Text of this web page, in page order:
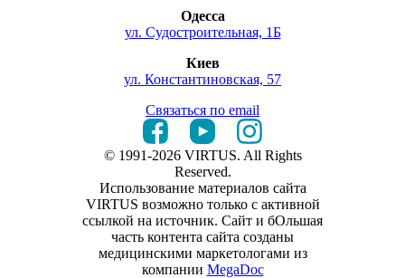
Одесса
ул. Судостроительная, 1Б
Киев
ул. Константиновская, 57
Связаться по email
© 1991-2026 VIRTUS. All Rights
Reserved.
Использование материалов сайта
VIRTUS возможно только с активной
ссылкой на источник. Сайт и бОльшая
часть контента сайта созданы
медицинскими маркетологами из
компании MegaDoc